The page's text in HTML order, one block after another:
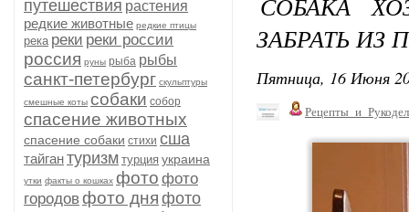
путешествия растения
редкие животные редкие птицы
река реки реки россии
россия руны рыба рыбы
санкт-петербург скульптуры
смешные коты собаки собор
спасение животных
спасение собаки стихи сша
тайгантуризм турция украина
утки факты о кошках фото фото
городовфото дня фото
ЗАБРАТЬ ИЗ
Пятница, 16 Июня